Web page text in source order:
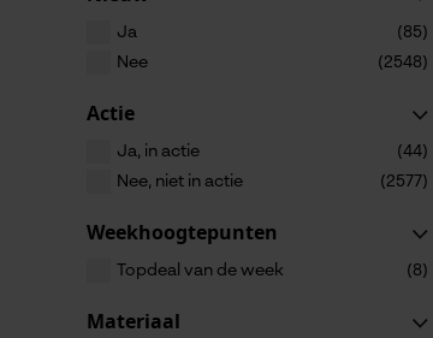
Ja
(85)
Nee
(2548)
Actie
Ja, in actie
(44)
Nee, niet in actie
(2577)
Weekhoogtepunten
Topdeal van de week (8)
Materiaal